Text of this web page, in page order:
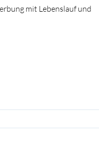
mit Lebenslauf und